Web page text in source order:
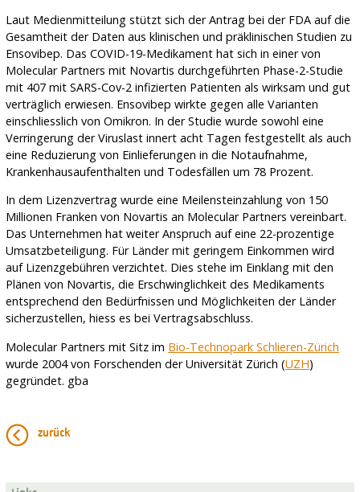
Laut Medienmitteilung stützt sich der Antrag bei der FDA auf die
Gesamtheit der Daten aus klinischen und präklinischen Studien zu
Ensovibep. Das COVID-19-Medikament hat sich in einer von
Molecular Partners mit Novartis durchgeführten Phase-2-Studie
mit 407 mit SARS-Cov-2 infizierten Patienten als wirksam und gut
verträglich erwiesen. Ensovibep wirkte gegen alle Varianten
einschliesslich von Omikron. In der Studie wurde sowohl eine
Verringerung der Viruslast innert acht Tagen festgestellt als auch
eine Reduzierung von Einlieferungen in die Notaufnahme,
Krankenhausaufenthalten und Todesfällen um 78 Prozent.
In dem Lizenzvertrag wurde eine Meilensteinzahlung von 150
Millionen Franken von Novartis an Molecular Partners vereinbart.
Das Unternehmen hat weiter Anspruch auf eine 22-prozentige
Umsatzbeteiligung. Für Länder mit geringem Einkommen wird
auf Lizenzgebühren verzichtet. Dies stehe im Einklang mit den
Plänen von Novartis, die Erschwinglichkeit des Medikaments
entsprechend den Bedürfnissen und Möglichkeiten der Länder
sicherzustellen, hiess es bei Vertragsabschluss.
Molecular Partners mit Sitz im Bio-Technopark Schlieren-Zürich
wurde 2004 von Forschenden der Universität Zürich (UZH)
gegründet. gba
zurück